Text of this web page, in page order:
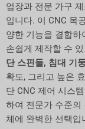
업장과 전문 가구
입니다. 이 CNC 목
양한 기능을 결합
손쉽게 제작할 수
단 스핀들, 침대 기
확도, 그리고 높은
단 CNC 제어 시스
하여 전문가 수준의
체에 완벽한 선택입